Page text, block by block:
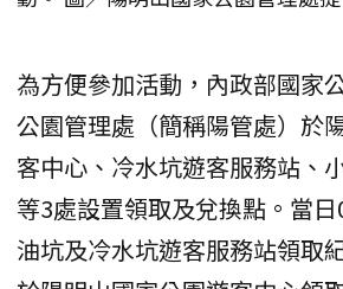
為方便參加活動，內政部國家
公園管理處（簡稱陽管處）於
客中心、冷水坑遊客服務站、
等3處設置領取及兌換點。當
油坑及冷水坑遊客服務站領取